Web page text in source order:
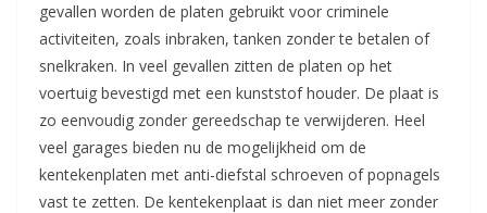
gevallen worden de platen gebruikt voor criminele
activiteiten, zoals inbraken, tanken zonder te betalen of
snelkraken. In veel gevallen zitten de platen op het
voertuig bevestigd met een kunststof houder. De plaat is
zo eenvoudig zonder gereedschap te verwijderen. Heel
veel garages bieden nu de mogelijkheid om de
kentekenplaten met anti-diefstal schroeven of popnagels
vast te zetten. De kentekenplaat is dan niet meer zonder